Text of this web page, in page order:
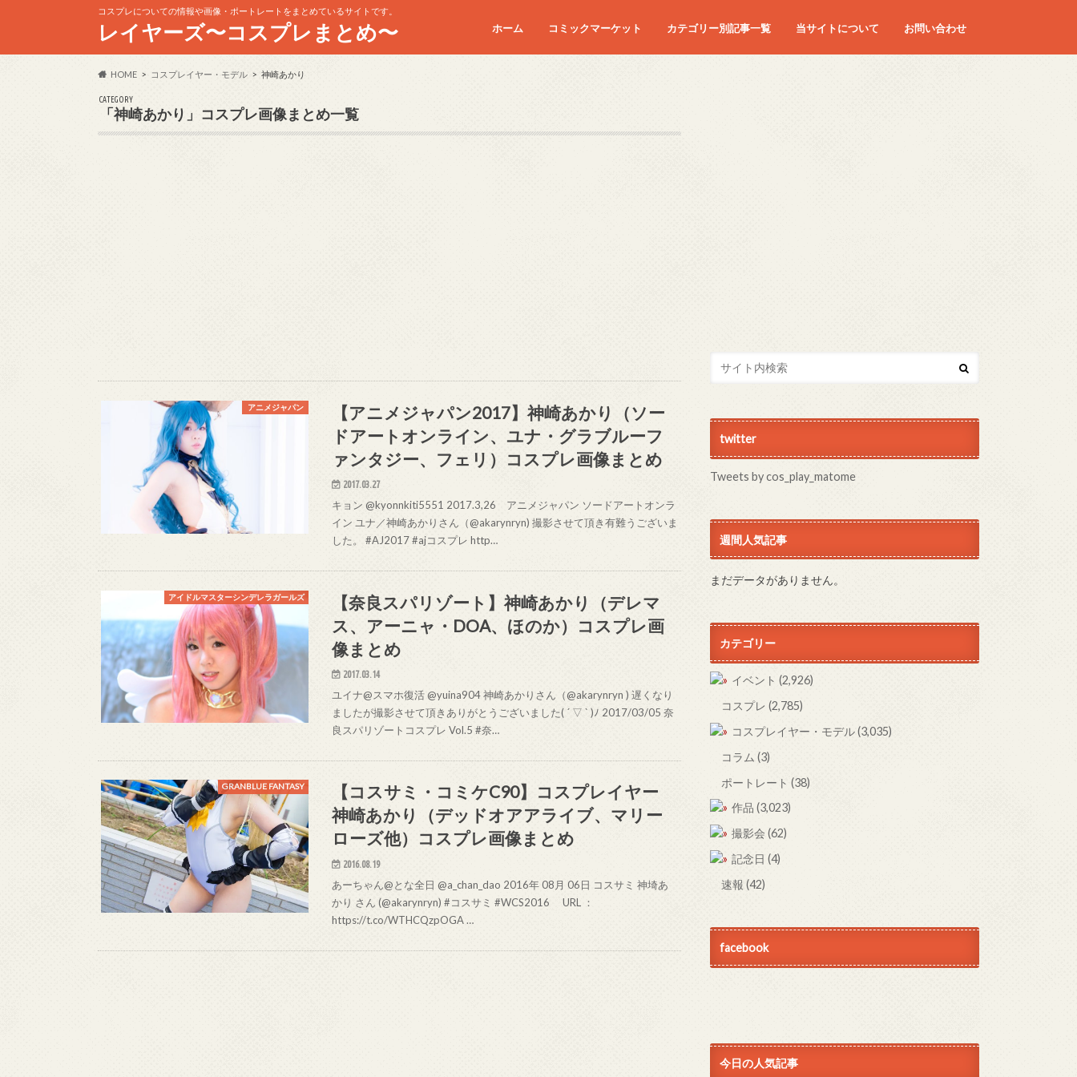
コスプレについての情報や画像・ポートレートをまとめているサイトです。
レイヤーズ〜コスプレまとめ〜 ホーム コミックマーケット
コミケC90
コミケC91
コミケC92
コミケC93
コミケC94
コミケC95
カテゴリー別記事一覧 当サイトについて お問い合わせ
HOME コスプレイヤー・モデル 神崎あかり
CATEGORY
「神崎あかり」コスプレ画像まとめ一覧
アニメジャパン
【アニメジャパン2017】神崎あかり（ソー
ドアートオンライン、ユナ・グラブルーフ
ァンタジー、フェリ）コスプレ画像まとめ
2017.03.27
キョン @kyonnkiti5551 2017.3,26 アニメジャパン ソードアートオンラ
イン ユナ／神崎あかりさん（@akarynryn) 撮影させて頂き有難うございま
した。 #AJ2017 #ajコスプレ http…
アイドルマスターシンデレラガールズ
【奈良スパリゾート】神崎あかり（デレマ
ス、アーニャ・DOA、ほのか）コスプレ画
像まとめ
2017.03.14
ユイナ@スマホ復活 @yuina904 神崎あかりさん（@akarynryn ) 遅くなり
ましたが撮影させて頂きありがとうございました( ´ ▽ ` )ﾉ 2017/03/05 奈
良スパリゾートコスプレ Vol.5 #奈…
GRANBLUE FANTASY
【コスサミ・コミケC90】コスプレイヤー
神崎あかり（デッドオアアライブ、マリー
ローズ他）コスプレ画像まとめ
2016.08.19
あーちゃん@とな全日 @a_chan_dao 2016年 08月 06日 コスサミ 神埼あ
かり さん (@akarynryn) #コスサミ #WCS2016 URL ：
https://t.co/WTHCQzpOGA …
twitter
Tweets by cos_play_matome
週間人気記事
まだデータがありません。
カテゴリー
イベント (2,926)
コスプレ (2,785)
コスプレイヤー・モデル(3,035)
コラム (3)
ポートレート (38)
作品 (3,023)
撮影会 (62)
記念日 (4)
速報 (42)
facebook
今日の人気記事